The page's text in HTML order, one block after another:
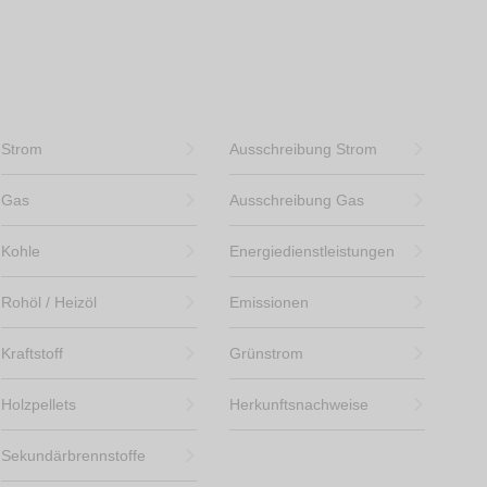
Strom
Gas
Kohle
Rohöl / Heizöl
Kraftstoff
Holzpellets
Sekundärbrennstoffe
Ausschreibung Strom
Ausschreibung Gas
Energiedienstleistungen
Emissionen
Grünstrom
Herkunftsnachweise